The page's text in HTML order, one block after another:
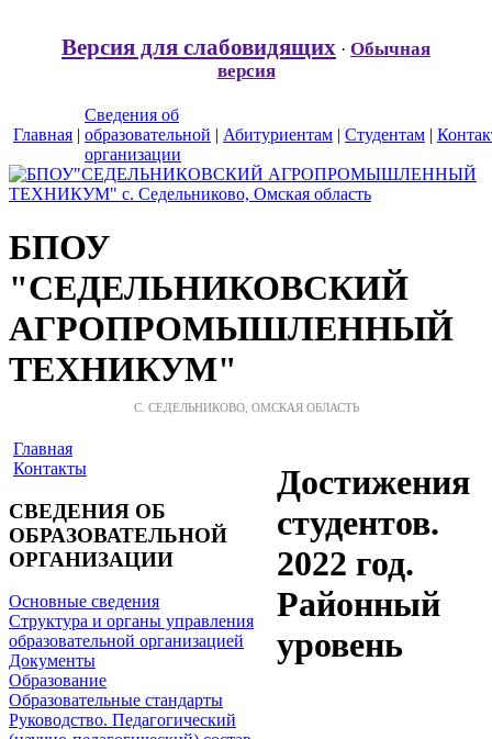
Версия для слабовидящих · Обычная
версия
Главная |
Сведения об
образовательной
организации
| Абитуриентам | Студентам |
БПОУ
"СЕДЕЛЬНИКОВСКИЙ
АГРОПРОМЫШЛЕННЫЙ
ТЕХНИКУМ"
С. СЕДЕЛЬНИКОВО, ОМСКАЯ ОБЛАСТЬ
Главная
Контакты
СВЕДЕНИЯ ОБ
ОБРАЗОВАТЕЛЬНОЙ
ОРГАНИЗАЦИИ
Основные сведения
Структура и органы управления
образовательной организацией
Документы
Образование
Образовательные стандарты
Руководство. Педагогический
Достижения
студентов.
2022 год.
Районный
уровень